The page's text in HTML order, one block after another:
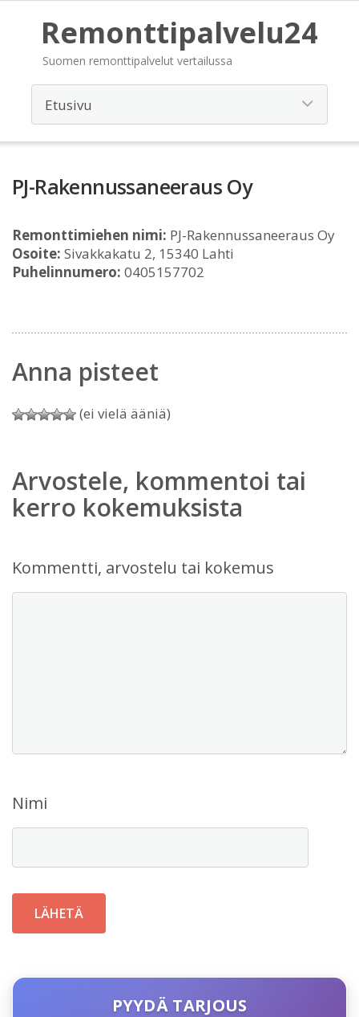
Remonttipalvelu24
Suomen remonttipalvelut vertailussa
PJ-Rakennussaneeraus Oy
Remonttimiehen nimi: PJ-Rakennussaneeraus Oy
Osoite: Sivakkakatu 2, 15340 Lahti
Puhelinnumero: 0405157702
Anna pisteet
(ei vielä ääniä)
Arvostele, kommentoi tai
kerro kokemuksista
Kommentti, arvostelu tai kokemus
Nimi
PYYDÄ TARJOUS